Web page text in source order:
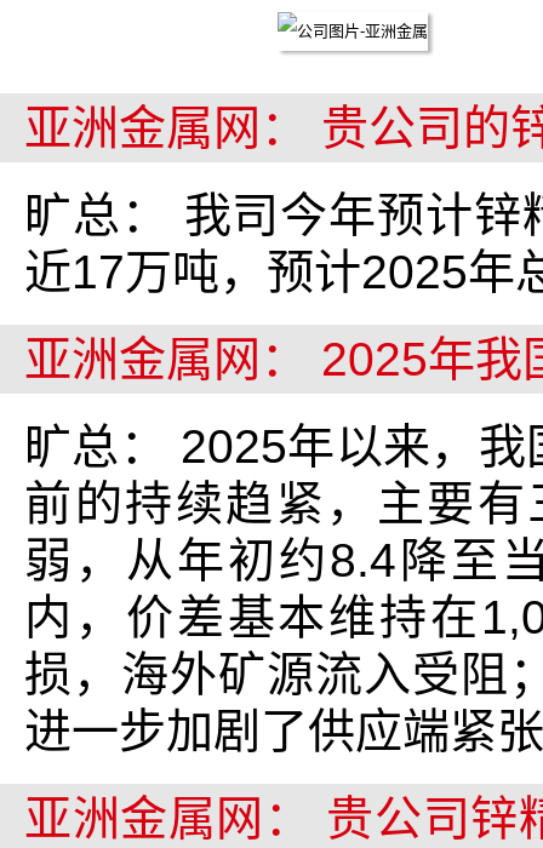
亚洲金属网： 贵公司的
旷总： 我司今年预计
近17万吨，预计2025年
亚洲金属网： 2025年
旷总： 2025年以来，
前的持续趋紧，主要
弱，从年初约8.4降至
内，价差基本维持在
损，海外矿源流入受阻
进一步加剧了供应端紧
亚洲金属网： 贵公司锌